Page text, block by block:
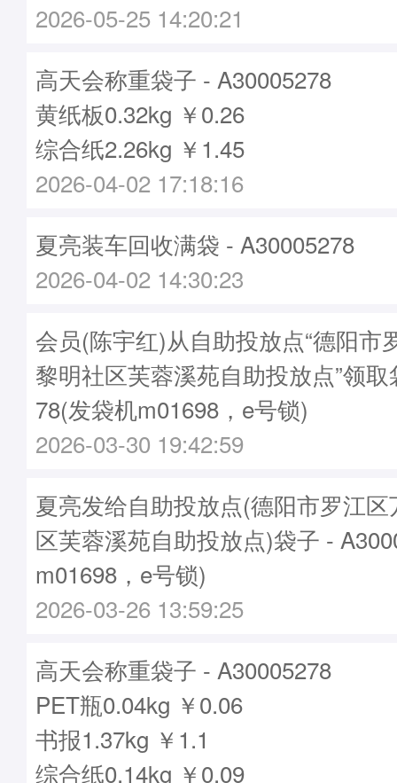
2026-05-25 14:20:21
高天会称重袋子 - A30005278
黄纸板0.32kg ￥0.26
综合纸2.26kg ￥1.45
2026-04-02 17:18:16
夏亮装车回收满袋 - A30005278
2026-04-02 14:30:23
会员(陈宇红)从自助投放点“德阳市
黎明社区芙蓉溪苑自助投放点”领
78(发袋机m01698，e号锁)
2026-03-30 19:42:59
夏亮发给自助投放点(德阳市罗江
区芙蓉溪苑自助投放点)袋子 -
m01698，e号锁)
2026-03-26 13:59:25
高天会称重袋子 - A30005278
PET瓶0.04kg ￥0.06
书报1.37kg ￥1.1
综合纸0.14kg ￥0.09